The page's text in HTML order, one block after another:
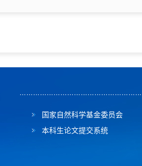
国家自然科学基金委员会
本科生论文提交系统